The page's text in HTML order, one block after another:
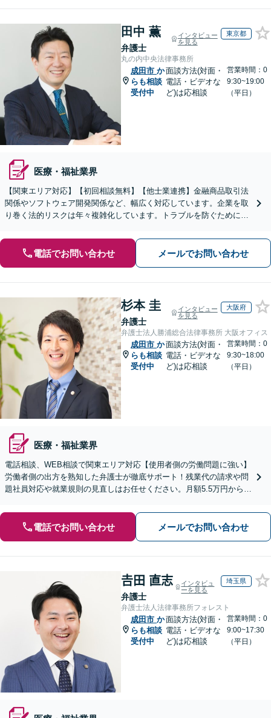
田中 薫
弁護士
インタビュー
を見る
東京都
丸の内中央法律事務所
成田市 か
らも相談
受付中
面談方法(対面・
電話・ビデオな
ど)は応相談
営業時間：0
9:30~19:00
（平日）
医療・福祉業界
【関東エリア対応】【初回相談無料】【他士業連携】金融商品取引法
関係やソフトウェア開発関係など、幅広く対応しています。企業を取
り巻く法的リスクは年々複雑化しています。トラブルを防ぐために
電話でお問い合わせ メールでお問い合わせ
杉本 圭
弁護士
インタビュー
を見る
大阪府
弁護士法人勝浦総合法律事務所 大阪オフィス
成田市 か
らも相談
受付中
面談方法(対面・
電話・ビデオな
ど)は応相談
営業時間：0
9:30~18:00
（平日）
医療・福祉業界
電話相談、WEB相談で関東エリア対応【使用者側の労働問題に強い】
労働者側の出方を熟知した弁護士が徹底サポート！残業代の請求や問
題社員対応や就業規則の見直しはお任せください。月額5.5万円からの
電話でお問い合わせ メールでお問い合わせ
𠮷田 直志
弁護士
インタビュ
ーを見る
埼玉県
弁護士法人法律事務所フォレスト
成田市 か
らも相談
受付中
面談方法(対面・
電話・ビデオな
ど)は応相談
営業時間：0
9:00~17:30
（平日）